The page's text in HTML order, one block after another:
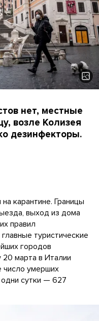
нет, местные
возле Колизея
дезинфекторы.
карантине. Границы
выход из дома
правил
туристические
городов
марта в Италии
число умерших
одни сутки — 627